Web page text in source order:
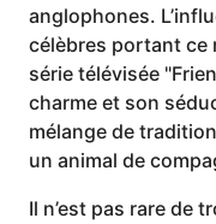
anglophones.
célèbres portant ce
série télévisée
charme et son
mélange de
un animal de
Il n’est pas rare de